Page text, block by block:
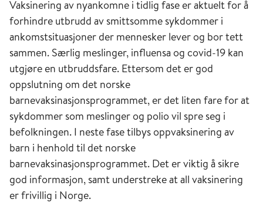
Vaksinering av nyankomne i tidlig fase er aktuelt for å
forhindre utbrudd av smittsomme sykdommer i
ankomstsituasjoner der mennesker lever og bor tett
sammen. Særlig meslinger, influensa og covid-19 kan
utgjøre en utbruddsfare. Ettersom det er god
oppslutning om det norske
barnevaksinasjonsprogrammet, er det liten fare for at
sykdommer som meslinger og polio vil spre seg i
befolkningen. I neste fase tilbys oppvaksinering av
barn i henhold til det norske
barnevaksinasjonsprogrammet. Det er viktig å sikre
god informasjon, samt understreke at all vaksinering
er frivillig i Norge.